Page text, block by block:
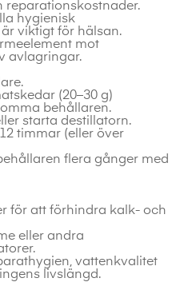
reparationskostnader.
hygienisk
viktigt för hälsan.
mot
avlagringar.
(20–30 g)
behållaren.
starta destillatorn.
timmar (eller över
flera gånger med
för att förhindra kalk- och
eller andra
vattenkvalitet
livslängd.